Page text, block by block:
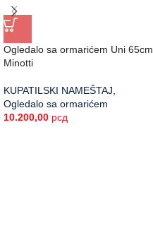
Ogledalo sa ormarićem Uni 65cm
Minotti
KUPATILSKI NAMEŠTAJ,
Ogledalo sa ormarićem
10.200,00 рсд